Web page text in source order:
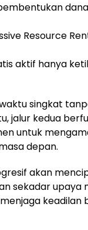
Resource
aktif hanya
singkat
jalur kedua
untuk
depan.
akan
sekadar upaya
keadilan